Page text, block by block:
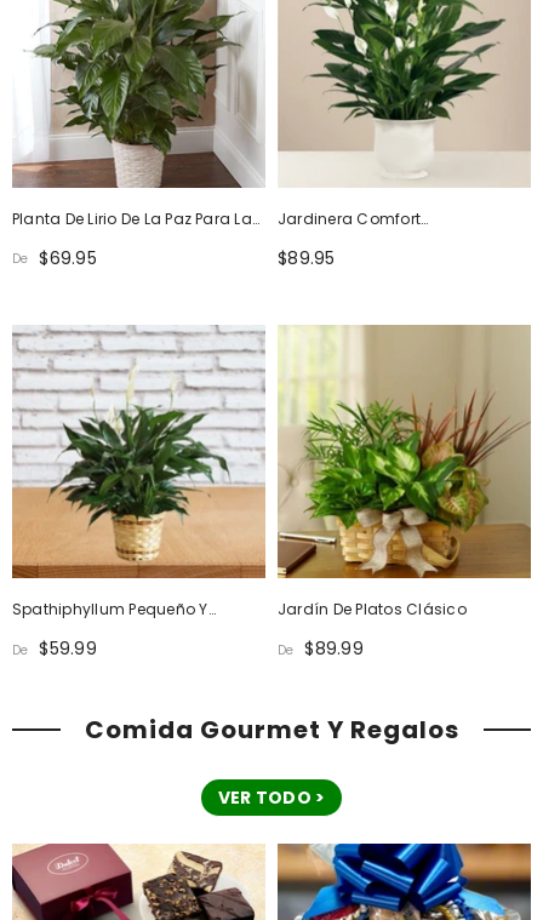
Planta De Lirio De La Paz Para La
Simpatía
De $69.95
Jardinera Comfort
Spathiphyllum
$89.95
Spathiphyllum Pequeño Y
Elegante
De $59.99
Jardín De Platos Clásico
De $89.99
Comida Gourmet Y Regalos
VER TODO >